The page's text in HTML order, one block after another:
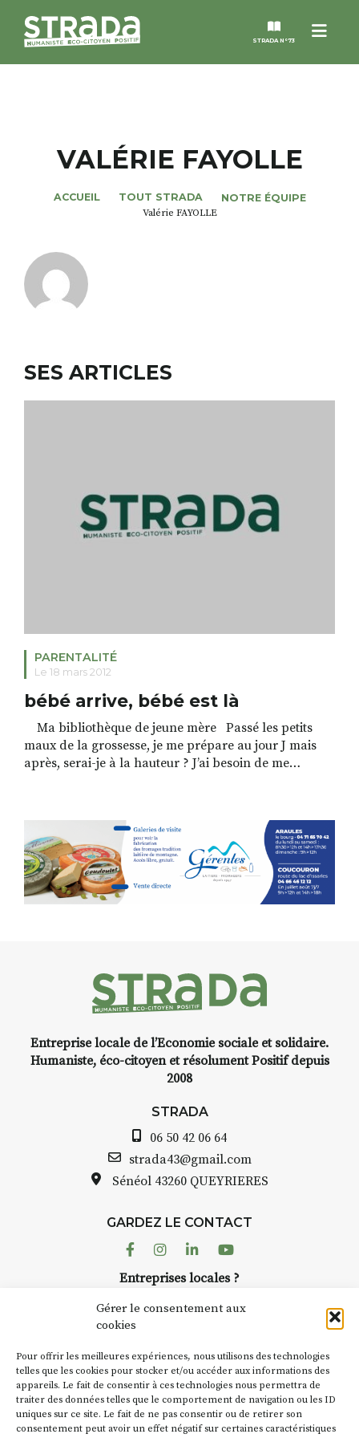
Gérer le consentement aux
cookies
Pour offrir les meilleures expériences, nous utilisons des technologies
telles que les cookies pour stocker et/ou accéder aux informations des
appareils. Le fait de consentir à ces technologies nous permettra de
traiter des données telles que le comportement de navigation ou les ID
uniques sur ce site. Le fait de ne pas consentir ou de retirer son
consentement peut avoir un effet négatif sur certaines caractéristiques
Menu
STRADA N°73
MAGAZINES
NOS THÈMES
ALTER STRADA
VALÉRIE FAYOLLE
ACCUEIL TOUT STRADA
NOTRE ÉQUIPE
Valérie FAYOLLE
SES ARTICLES
PARENTALITÉ
Le 18 mars 2012
bébé arrive, bébé est là
Ma bibliothèque de jeune mère Passé les petits
maux de la grossesse, je me prépare au jour J mais
après, serai-je à la hauteur ? J’ai besoin de me
construis […]
Entreprise locale de l’Economie sociale et solidaire.
Humaniste, éco-citoyen et résolument Positif depuis
2008
STRADA
06 50 42 06 64
strada43@gmail.com
Sénéol 43260 QUEYRIERES
GARDEZ LE CONTACT
FacebookInstagram
LinkedinYoutube
Entreprises locales ?
Suivez toute l'actu de Strada